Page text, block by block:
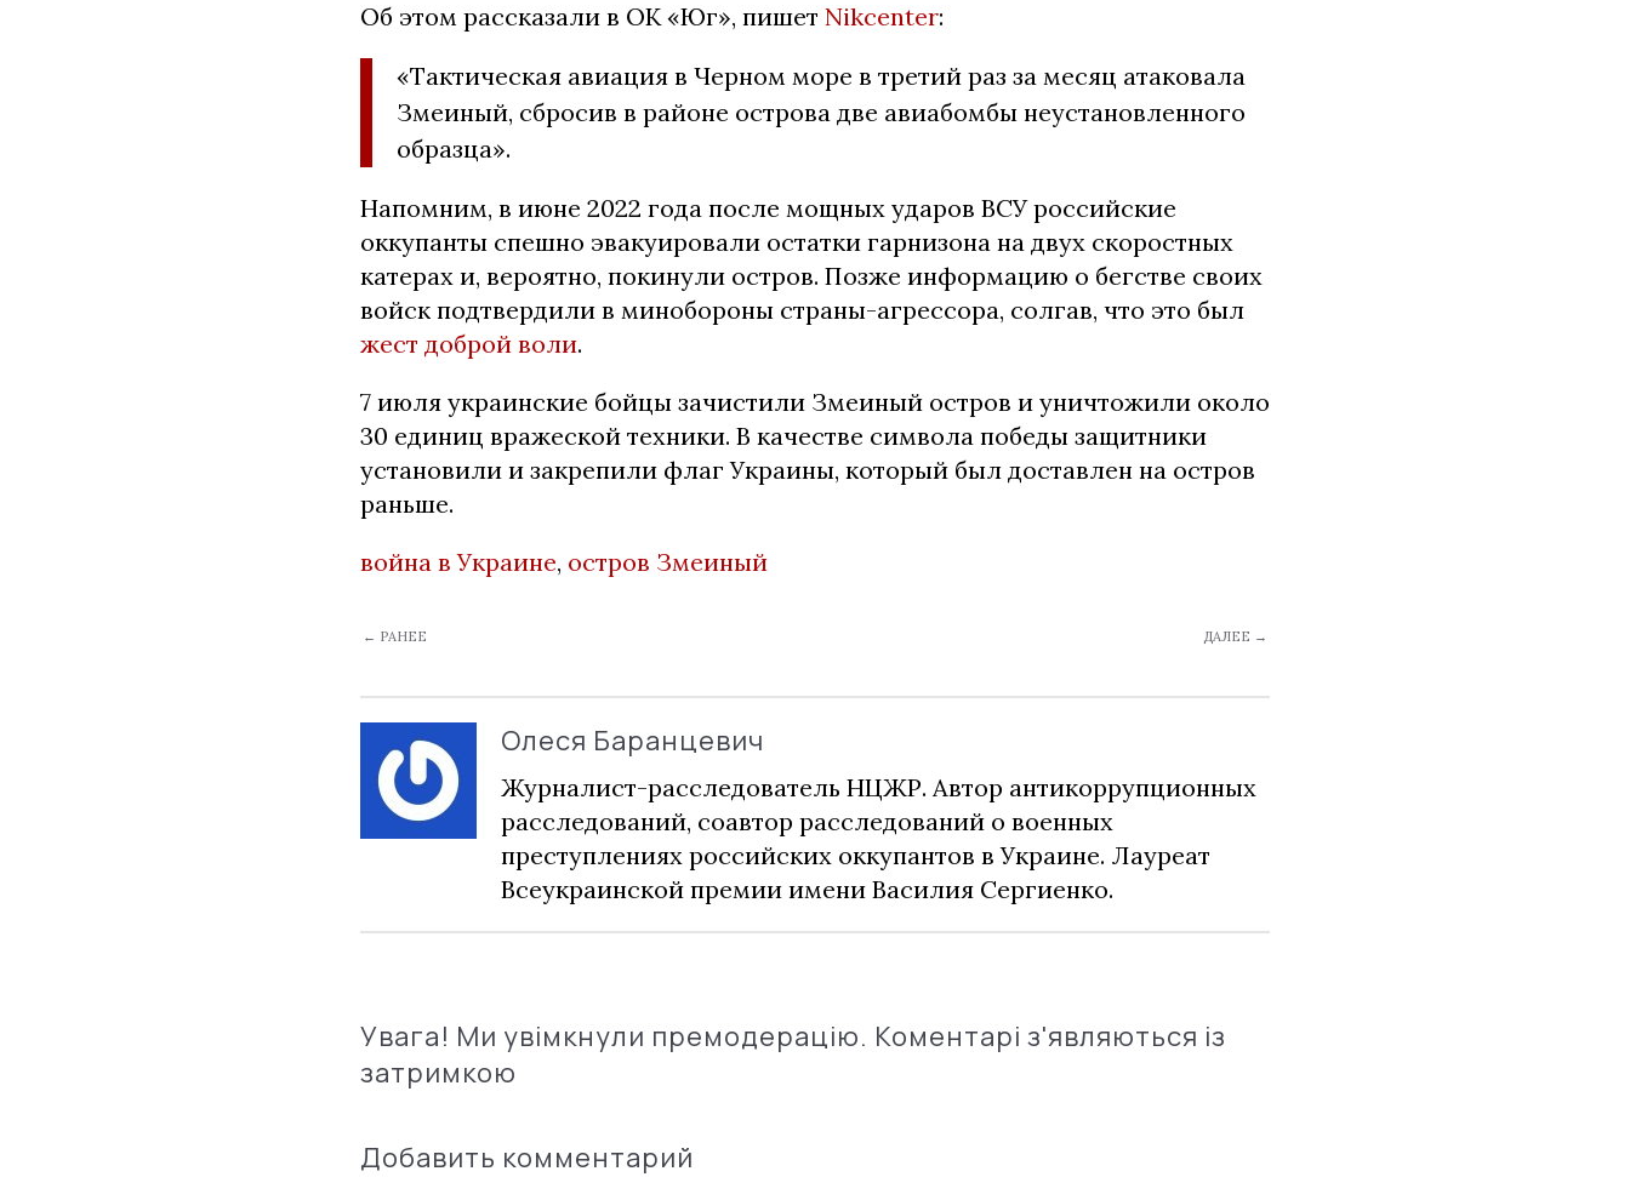
Об этом рассказали в ОК «Юг», пишет Nikcenter:
«Тактическая авиация в Черном море в третий раз за месяц атаковала
Змеиный, сбросив в районе острова две авиабомбы неустановленного
образца».
Напомним, в июне 2022 года после мощных ударов ВСУ российские
оккупанты спешно эвакуировали остатки гарнизона на двух скоростных
катерах и, вероятно, покинули остров. Позже информацию о бегстве своих
войск подтвердили в минобороны страны-агрессора, солгав, что это был
жест доброй воли.
7 июля украинские бойцы зачистили Змеиный остров и уничтожили около
30 единиц вражеской техники. В качестве символа победы защитники
установили и закрепили флаг Украины, который был доставлен на остров
раньше.
война в Украине, остров Змеиный
← РАНЕЕ ДАЛЕЕ →
Олеся Баранцевич
Журналист-расследователь НЦЖР. Автор антикоррупционных
расследований, соавтор расследований о военных
преступлениях российских оккупантов в Украине. Лауреат
Всеукраинской премии имени Василия Сергиенко.
Увага! Ми увімкнули премодерацію. Коментарі з'являються із
затримкою
Добавить комментарий